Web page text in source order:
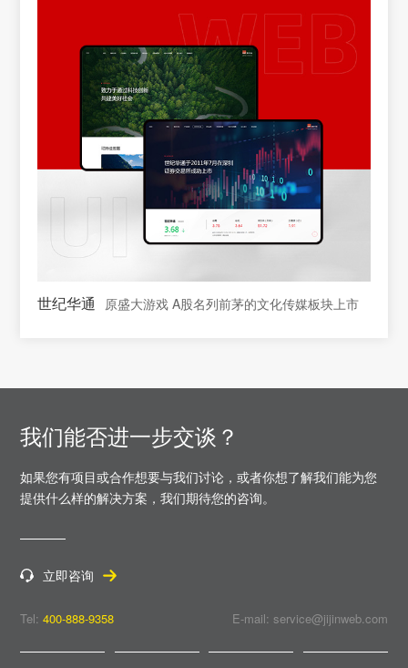
世纪华通 原盛大游戏 A股名列前茅的文化传媒板块上市
我们能否进一步交谈？
如果您有项目或合作想要与我们讨论，或者你想了解我们能为您
提供什么样的解决方案，我们期待您的咨询。
立即咨询
Tel:400-888-9358 E-mail: service@jijinweb.com